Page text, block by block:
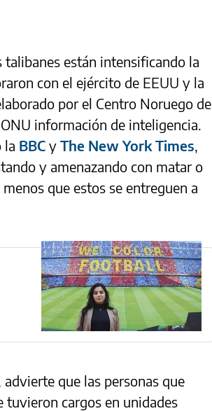
están intensificando la
con el ejército de EEUU y la
por el Centro Noruego de
información de inteligencia.
la BBC y The New York Times,
y amenazando con matar o
que estos se entreguen a
que las personas que
tuvieron cargos en unidades